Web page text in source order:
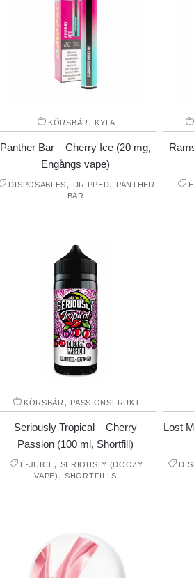
KÖRSBÄR , KYLA
Panther Bar – Cherry Ice (20 mg,
Engångs vape)
DISPOSABLES, DRIPPED,
PANTHER
BAR
KÖRSBÄR , PASSIONSFRUKT
Seriously Tropical – Cherry
Passion (100 ml, Shortfill)
E-JUICE, SERIOUSLY (DOOZY
VAPE) ,SHORTFILLS
Lost